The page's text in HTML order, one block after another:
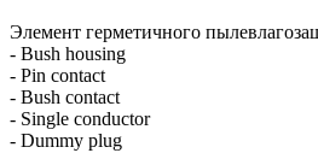
Элемент герметичного
- Bush housing
- Pin contact
- Bush contact
- Single conductor
- Dummy plug